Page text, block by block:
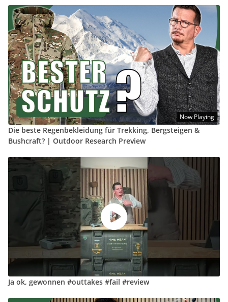
Now Playing
Die beste Regenbekleidung für Trekking, Bergsteigen &
Bushcraft? | Outdoor Research Preview
Ja ok, gewonnen #outtakes #fail #review